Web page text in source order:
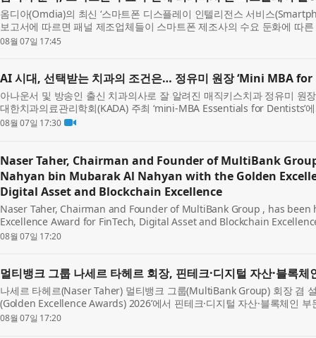
옴디아(Omdia)의 최신 ‘스마트폰 디스플레이 인텔리전스 서비스
보고서에 따르면 패널 제조업체들이 스마트폰 제조사의 수요 둔화에 따
시장으로 돌리면서 관련 디스플레이 패널 ...
08월 07일 17:45
AI 시대, 선택받는 치과의 조건은… 정유미 원장 ‘Mini MBA
아나운서 및 방송인 출신 치과의사로 잘 알려진 매직키스치과 정유미 원
대한치과의료관리학회(KADA) 주최 ‘mini-MBA Essentials for Dentists’
‘왜 어떤 치과는 선택받는가?(Why Are Certai...
08월 07일 17:30
Naser Taher, Chairman and Founder of MultiBank
Nahyan bin Mubarak Al Nahyan with the Golden
Digital Asset and Blockchain Excellence
Naser Taher, Chairman and Founder of MultiBank Group , has
Excellence Award for FinTech, Digital Asset and Blockchain
Awards 2026. The award was presented by H.H. Sheikh Nahyan b...
08월 07일 17:20
멀티뱅크 그룹 나세르 타헤르 회장, 핀테크·디지털 자산·블록체
나세르 타헤르(Naser Taher) 멀티뱅크 그룹(MultiBank Group) 회장 겸
(Golden Excellence Awards) 2026’에서 핀테크·디지털 자산·블록체인 부
Excellence Award for FinTech, Digital Asset and Blo...
08월 07일 17:20